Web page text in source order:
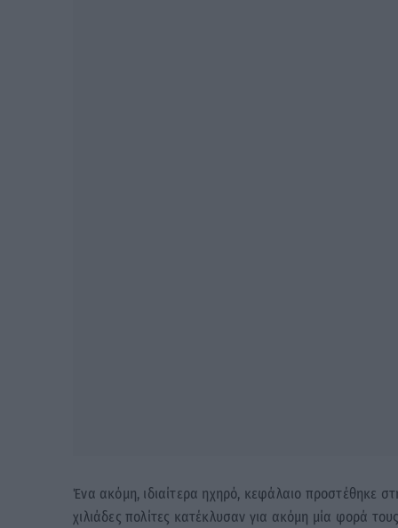
Ένα ακόμη, ιδιαίτερα ηχηρό, κεφάλαιο προστέθηκε
χιλιάδες πολίτες κατέκλυσαν για ακόμη μία φορά